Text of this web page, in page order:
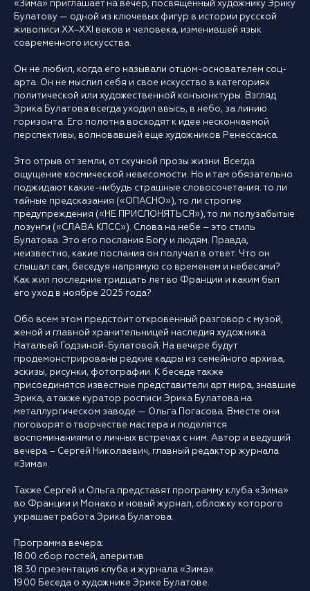
«Зима» приглашает на вечер, посвященный художнику Эрику
Булатову — одной из ключевых фигур в истории русской
живописи XX–XXI веков и человека, изменившей язык
современного искусства.
Он не любил, когда его называли отцом-основателем соц-
арта. Он не мыслил себя и свое искусство в категориях
политической или художественной конъюнктуры. Взгляд
Эрика Булатова всегда уходил ввысь, в небо, за линию
горизонта. Его полотна восходят к идее нескончаемой
перспективы, волновавшей еще художников Ренессанса.
Это отрыв от земли, от скучной прозы жизни. Всегда
ощущение космической невесомости. Но и там обязательно
поджидают какие-нибудь страшные словосочетания: то ли
тайные предсказания («ОПАСНО»), то ли строгие
предупреждения («НЕ ПРИСЛОНЯТЬСЯ»), то ли полузабытые
лозунги («СЛАВА КПСС»). Слова на небе – это стиль
Булатова. Это его послания Богу и людям. Правда,
неизвестно, какие послания он получал в ответ. Что он
слышал сам, беседуя напрямую со временем и небесами?
Как жил последние тридцать лет во Франции и каким был
его уход в ноябре 2025 года?
Обо всем этом предстоит откровенный разговор с музой,
женой и главной хранительницей наследия художника
Натальей Годзиной-Булатовой. На вечере будут
продемонстрированы редкие кадры из семейного архива,
эскизы, рисунки, фотографии. К беседе также
присоединятся известные представители арт мира, знавшие
Эрика, а также куратор росписи Эрика Булатова на
металлургическом заводе — Ольга Погасова. Вместе они
поговорят о творчестве мастера и поделятся
воспоминаниями о личных встречах с ним. Автор и ведущий
вечера – Сергей Николаевич, главный редактор журнала
«Зима».
Также Сергей и Ольга представят программу клуба «Зима»
во Франции и Монако и новый журнал, обложку которого
украшает работа Эрика Булатова.
Программа вечера:
18.00 сбор гостей, аперитив
18.30 презентация клуба и журнала «Зима».
19.00 Беседа о художнике Эрике Булатове.